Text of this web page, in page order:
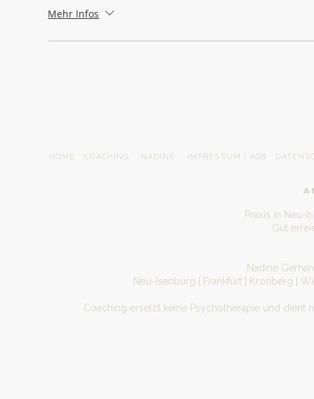
Mehr Infos
HOME COACHING NADINE IMPRESSUM | AGB
Praxis in Neu-
Gut
Nadine
Neu-Isenburg | Frankfurt | Kronberg |
Coaching ersetzt keine Psychotherapie und dient